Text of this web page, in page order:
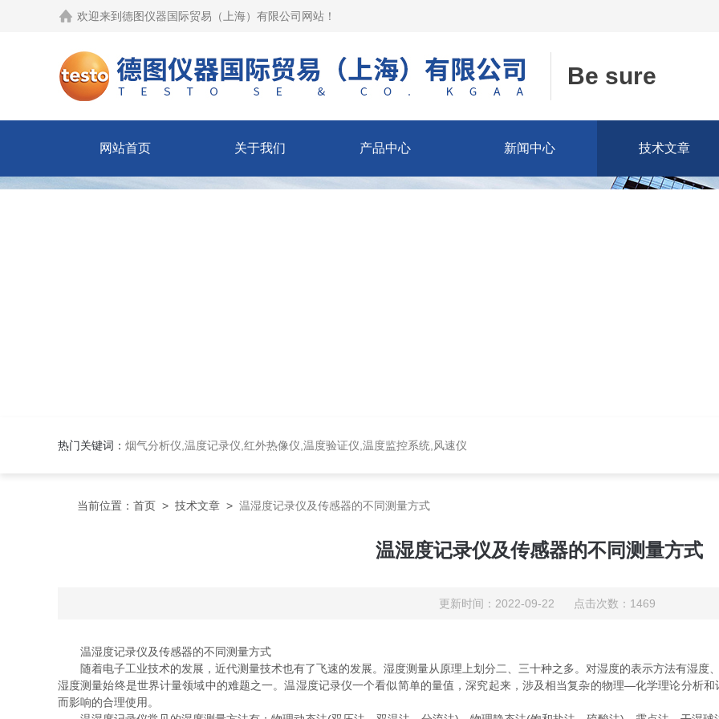
欢迎来到 德图仪器国际贸易（上海）有限公司网站 ！
Be sure
网站首页 关于我们 产品中心 新闻中心 技术文章
热门关键词： 烟气分析仪,温度记录仪,红外热像仪,温度验证仪,温度监控系统,风速仪
当前位置： 首页 > 技术文章 > 温湿度记录仪及传感器的不同测量方式
温湿度记录仪及传感器的不同测量方式
更新时间：2022-09-22 点击次数：1469
温湿度记录仪及传感器的不同测量方式
随着电子工业技术的发展，近代测量技术也有了飞速的发展。湿度测量从原理上划分二、三十种之多。对湿度的表示方法有湿度
湿度测量始终是世界计量领域中的难题之一。温湿度记录仪一个看似简单的量值，深究起来，涉及相当复杂的物理—化学理论分析
而影响的合理使用。